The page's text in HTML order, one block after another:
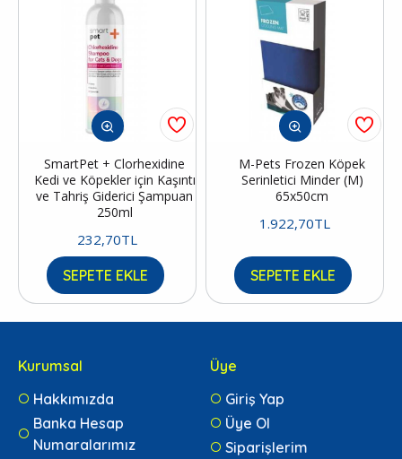
SmartPet + Clorhexidine
Kedi ve Köpekler için Kaşıntı
ve Tahriş Giderici Şampuan
250ml
232,70TL
SEPETE EKLE
M-Pets Frozen Köpek
Serinletici Minder (M)
65x50cm
1.922,70TL
SEPETE EKLE
Kurumsal
Hakkımızda
Banka Hesap
Numaralarımız
Üye
Giriş Yap
Üye Ol
Siparişlerim